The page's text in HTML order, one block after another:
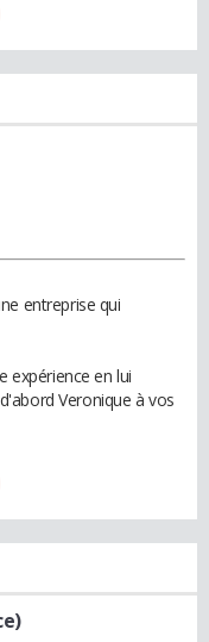
entreprise qui
expérience en lui
Veronique à vos